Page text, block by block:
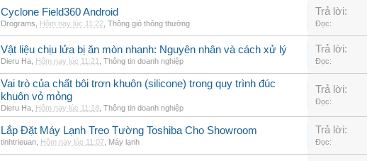
Cyclone Field360 Android
Drograms Hôm nay lúc 11:22 Thông gió thông thường
Trả lời:
Đọc:
Vật liệu chịu lửa bị ăn mòn nhanh: Nguyên nhân và cách xử lý
Dieru Ha Hôm nay lúc 11:21 Thông tin doanh nghiệp
Trả lời:
Đọc:
Vai trò của chất bôi trơn khuôn (silicone) trong quy trình đúc
khuôn vỏ mỏng
Dieru Ha Hôm nay lúc 11:18 Thông tin doanh nghiệp
Trả lời:
Đọc:
Lắp Đặt Máy Lạnh Treo Tường Toshiba Cho Showroom
tinhtrieuan Hôm nay lúc 11:07 Máy lạnh
Trả lời:
Đọc: